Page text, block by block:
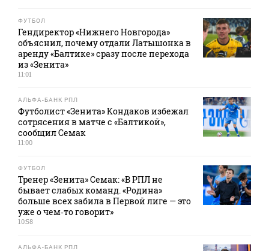
ФУТБОЛ
Гендиректор «Нижнего Новгорода»
объяснил, почему отдали Латышонка в
аренду «Балтике» сразу после перехода
из «Зенита»
11:01
АЛЬФА-БАНК РПЛ
Футболист «Зенита» Кондаков избежал
сотрясения в матче с «Балтикой»,
сообщил Семак
11:00
ФУТБОЛ
Тренер «Зенита» Семак: «В РПЛ не
бывает слабых команд. «Родина»
больше всех забила в Первой лиге — это
уже о чем‑то говорит»
10:58
АЛЬФА-БАНК РПЛ